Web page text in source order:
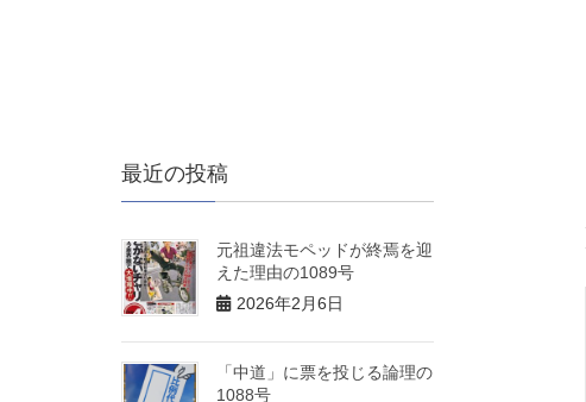
最近の投稿
元祖違法モペッドが終焉を迎
えた理由の1089号
2026年2月6日
「中道」に票を投じる論理の
1088号